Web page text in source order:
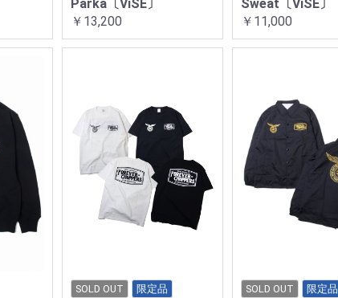
Parka〔ViSE〕
￥13,200
Sweat〔ViSE〕
￥11,000
SOLD OUT 限定品 SOLD OUT 限定品